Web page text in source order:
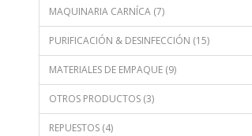
MAQUINARIA CARNÍCA (7)
PURIFICACIÓN & DESINFECCIÓN (15)
MATERIALES DE EMPAQUE (9)
OTROS PRODUCTOS (3)
REPUESTOS (4)